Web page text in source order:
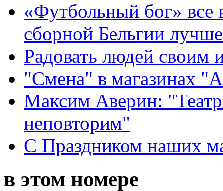
«Футбольный бог» все
сборной Бельгии
Радовать людей своим
"Смена" в магазинах
Максим Аверин:
неповторим"
С Праздником наших
в этом номере